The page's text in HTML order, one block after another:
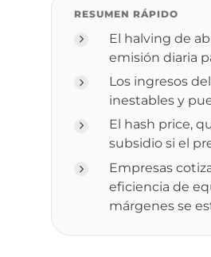
RESUMEN RÁPIDO
El halving de
emisión diaria
Los ingresos
inestables y
El hash price,
subsidio si el
Empresas
eficiencia de
márgenes se